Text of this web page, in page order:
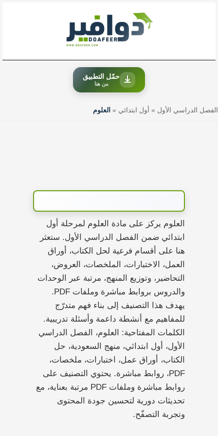
حمّل التطبيق
من هنا
الفصل الدراسي الأول » أول ابتدائي » العلوم
العلوم يركز على مادة العلوم لمرحلة أول
ابتدائي ضمن الفصل الدراسي الأول. ستعثر
هنا على أقسام فرعية لحل الكتاب، أوراق
العمل، الاختبارات، الملخصات، العروض،
التحاضير، وتوزيع المنهج، مرتبة عبر الوحدات
والدروس بروابط مباشرة وملفات PDF.
يهدف هذا التصنيف إلى بناء فهم متدرّج
للمفاهيم مع أنشطة داعمة وأسئلة تدريبية.
الكلمات المفتاحية: العلوم، الفصل الدراسي
الأول، أول ابتدائي، منهج السعودية، حل
الكتاب، أوراق عمل، اختبارات، ملخصات،
PDF، روابط مباشرة. يحتوي التصنيف على
روابط مباشرة وملفات PDF مرتبة بعناية، مع
تحديثات دورية لتحسين جودة المحتوى
وتجربة التصفّح.